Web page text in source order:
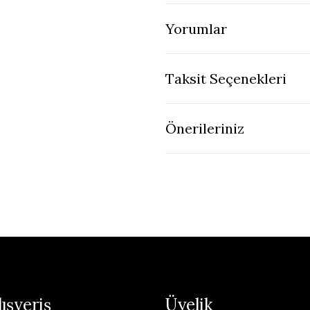
Yorumlar
Taksit Seçenekleri
Önerileriniz
Üyelik